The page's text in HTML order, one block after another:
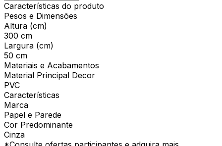
Características do produto
Pesos e Dimensões
Altura (cm)
300 cm
Largura (cm)
50 cm
Materiais e Acabamentos
Material Principal Decor
PVC
Características
Marca
Papel e Parede
Cor Predominante
Cinza